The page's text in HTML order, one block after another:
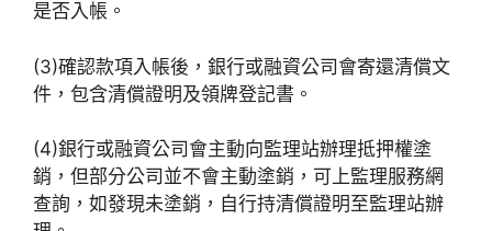
是否入帳。
(3)確認款項入帳後，銀行或融資公司會寄還清償文
件，包含清償證明及領牌登記書。
(4)銀行或融資公司會主動向監理站辦理抵押權塗
銷，但部分公司並不會主動塗銷，可上監理服務網
查詢，如發現未塗銷，自行持清償證明至監理站辦